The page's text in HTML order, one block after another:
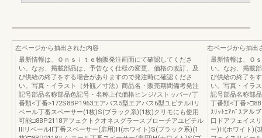
左ページから抽出された内容
最新情報は、Ｏｎｓｉｔｅ物販発注画面にて確認してくださ
い。なお、掲載部品は、予告なく仕様の変更、価格の改訂、及
び供給の終了をする場合がありますので発注時に確認くださ
い。写真・イラスト（外観／寸法）商品名・販売期間備考発注
記号部品名称部品色記号・名称上代価格ヒンジ/ストッパー/丁
番類<丁番>172S8BP1963エアパス5型エアパス6型ユピテルⅡリ
ベール丁番スペーサー(1枚)S(ブラック系)(1枚)クリモにも使用
可能□8BP2118アフェクトクオネスグラースブローチアユピテル
ⅢリベールⅡ丁番スペーサー(扉用)H(ホワイト)S(ブラック系)(1
右ページから抽出
最新情報は、Ｏ
い。なお、掲載
び供給の終了を
い。写真・イラ
記号部品名称部
丁番類<丁番
ｽﾘｯﾄｴｱﾊﾟｽアル
口ドアフェイス
ー)H(ホワイト